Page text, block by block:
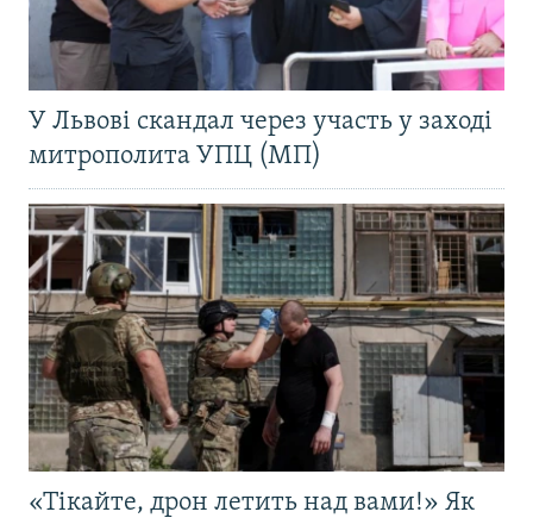
У Львові скандал через участь у заході
митрополита УПЦ (МП)
«Тікайте, дрон летить над вами!» Як